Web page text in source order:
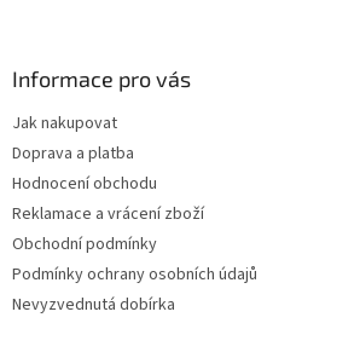
Informace pro vás
Jak nakupovat
Doprava a platba
Hodnocení obchodu
Reklamace a vrácení zboží
Obchodní podmínky
Podmínky ochrany osobních údajů
Nevyzvednutá dobírka